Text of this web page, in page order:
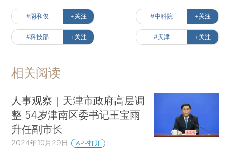
#阴和俊 +关注 #中科院 +关注
#科技部 +关注 #天津 +关注
相关阅读
人事观察｜天津市政府高层调
整 54岁津南区委书记王宝雨
升任副市长
2024年10月29日 APP打开